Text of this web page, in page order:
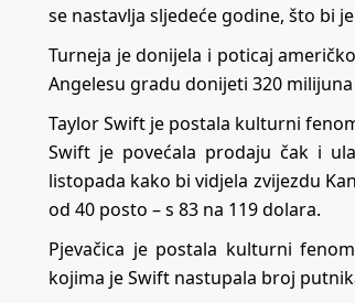
se nastavlja sljedeće godine, što bi
Turneja je donijela i poticaj
Angelesu gradu donijeti 320
Taylor Swift je postala kulturni
Swift je povećala prodaju čak i
listopada kako bi vidjela zvijezdu
od 40 posto – s 83 na 119 dolara.
Pjevačica je postala kulturni
kojima je Swift nastupala broj